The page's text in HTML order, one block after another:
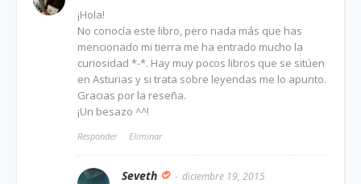
¡Hola!
No conocía este libro, pero nada más que has
mencionado mi tierra me ha entrado mucho la
curiosidad *-*. Hay muy pocos libros que se sitúen
en Asturias y si trata sobre leyendas me lo apunto.
Gracias por la reseña.
¡Un besazo ^^!
Responder Eliminar
Seveth diciembre 19, 2015